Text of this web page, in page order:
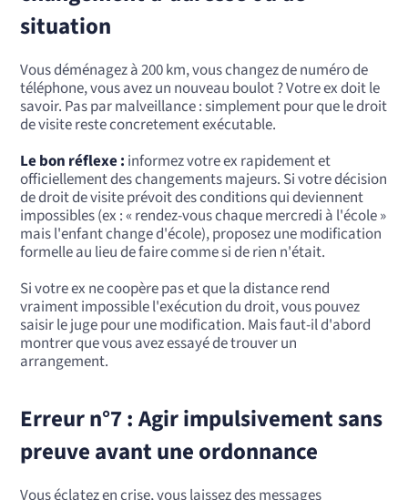
situation
Vous déménagez à 200 km, vous changez de numéro de
téléphone, vous avez un nouveau boulot ? Votre ex doit le
savoir. Pas par malveillance : simplement pour que le droit
de visite reste concretement exécutable.
Le bon réflexe : informez votre ex rapidement et
officiellement des changements majeurs. Si votre décision
de droit de visite prévoit des conditions qui deviennent
impossibles (ex : « rendez-vous chaque mercredi à l'école »
mais l'enfant change d'école), proposez une modification
formelle au lieu de faire comme si de rien n'était.
Si votre ex ne coopère pas et que la distance rend
vraiment impossible l'exécution du droit, vous pouvez
saisir le juge pour une modification. Mais faut-il d'abord
montrer que vous avez essayé de trouver un
arrangement.
Erreur n°7 : Agir impulsivement sans
preuve avant une ordonnance
Vous éclatez en crise, vous laissez des messages